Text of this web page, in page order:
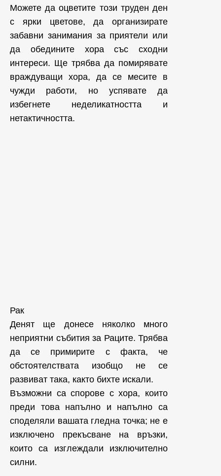
Можете да оцветите този труден ден
с ярки цветове, да организирате
забавни занимания за приятели или
да обедините хора със сходни
интереси. Ще трябва да помирявате
враждуващи хора, да се месите в
чужди работи, но успявате да
избегнете неделикатността и
нетактичността.
Рак
Денят ще донесе няколко много
неприятни събития за Раците. Трябва
да се примирите с факта, че
обстоятелствата изобщо не се
развиват така, както бихте искали.
Възможни са спорове с хора, които
преди това напълно и напълно са
споделяли вашата гледна точка; не е
изключено прекъсване на връзки,
които са изглеждали изключително
силни.